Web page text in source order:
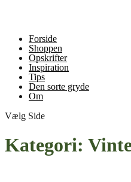
Forside
Shoppen
Opskrifter
Inspiration
Tips
Den sorte gryde
Om
Vælg Side
Kategori: